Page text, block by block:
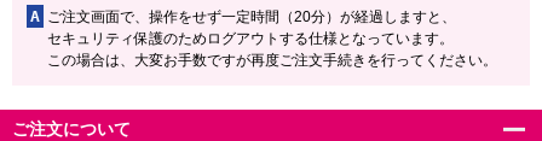
A ご注文画面で、操作をせず一定時間（20分）が経過しますと、
セキュリティ保護のためログアウトする仕様となっています。
この場合は、大変お手数ですが再度ご注文手続きを行ってください。
ご注文について